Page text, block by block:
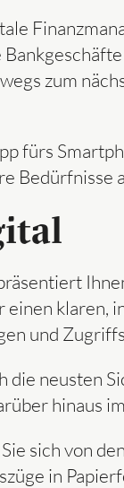
zum
fürs
Bedürfnisse
und
neusten
hinaus
sich von
in